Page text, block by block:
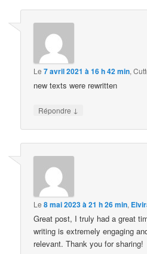
Le7 avril 2021 à 16 h 42 min,
new texts were rewritten
Répondre ↓
Le8 mai 2023 à 21 h 26 min,
Great post, I truly had a great
writing is extremely engaging
relevant. Thank you for sharing!